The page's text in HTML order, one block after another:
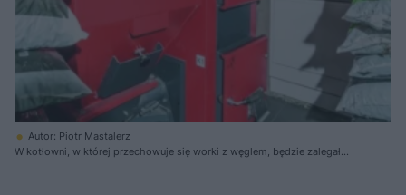
Autor: Piotr Mastalerz
W kotłowni, w której przechowuje się worki z węglem, będzie zalegał